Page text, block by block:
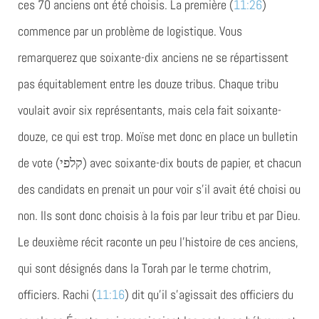
ces 70 anciens ont été choisis. La première (11:26)
commence par un problème de logistique. Vous
remarquerez que soixante-dix anciens ne se répartissent
pas équitablement entre les douze tribus. Chaque tribu
voulait avoir six représentants, mais cela fait soixante-
douze, ce qui est trop. Moïse met donc en place un bulletin
de vote (קלפי) avec soixante-dix bouts de papier, et chacun
des candidats en prenait un pour voir s’il avait été choisi ou
non. Ils sont donc choisis à la fois par leur tribu et par Dieu.
Le deuxième récit raconte un peu l’histoire de ces anciens,
qui sont désignés dans la Torah par le terme chotrim,
officiers. Rachi (11:16) dit qu’il s’agissait des officiers du